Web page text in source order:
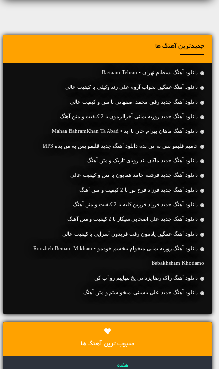
جدیدترین آهنگ ها
دانلود آهنگ بسطام تهران • Bastaam Tehran
دانلود آهنگ غمگین بخواب آروم علی زند وکیلی با کیفیت عالی
دانلود آهنگ جديد رفتن محمد اصفهانی با متن و کیفیت عالی
دانلود آهنگ جديد روزبه بمانی آخرالزمون با 2 کیفیت و متن آهنگ
دانلود آهنگ ماهان بهرام خان تا ابد • Mahan BahramKhan Ta Abad
حامیم قلبمو پس به من بده دانلود آهنگ جدید قلبمو پس به من بده MP3
دانلود آهنگ جديد ماکان بند رویای تاریک و متن آهنگ
دانلود آهنگ جديد فرشته حامد همایون با متن و کیفیت عالی
دانلود آهنگ جديد فرزاد فرخ نور با 2 کیفیت و متن آهنگ
دانلود آهنگ جديد فرزاد فرزین کلبه با 2 کیفیت و متن آهنگ
دانلود آهنگ جديد علی اصحابی سیگار با 2 کیفیت و متن آهنگ
دانلود آهنگ غمگین یادمون رفت فریدون آسرایی با کیفیت عالی
دانلود آهنگ روزبه بمانی میخوام ببخشم خودمو • Roozbeh Bemani Mikham
Bebakhsham Khodamo
دانلود آهنگ راک رضا یزدانی یخ تنهاییم رو آب کن
دانلود آهنگ جديد علی یاسینی نمیخواستم و متن آهنگ
محبوب ترین آهنگ ها
هفته